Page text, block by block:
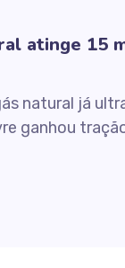
atinge 15
natural já
ganhou